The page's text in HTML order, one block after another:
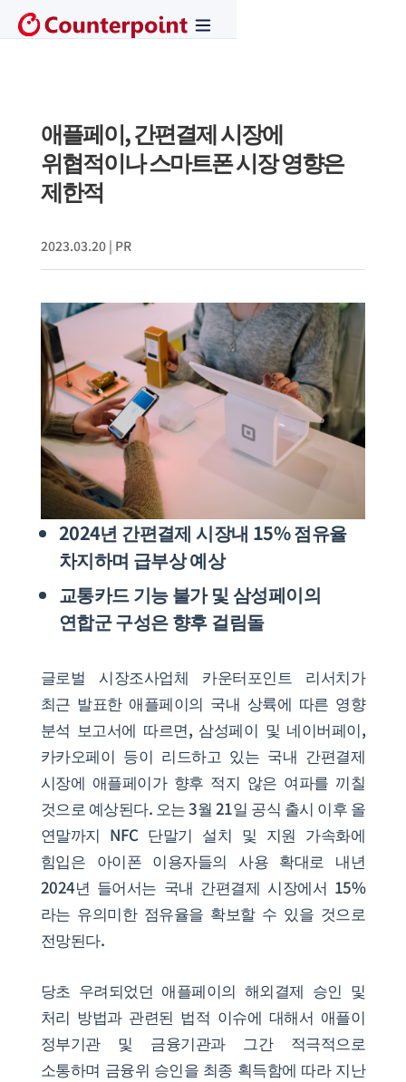
애플페이, 간편결제 시장에
위협적이나 스마트폰 시장 영향은
제한적
2023.03.20| PR
2024년 간편결제 시장내 15% 점유율
차지하며 급부상 예상
교통카드 기능 불가 및 삼성페이의
연합군 구성은 향후 걸림돌
글로벌 시장조사업체 카운터포인트 리서치가
최근 발표한 애플페이의 국내 상륙에 따른 영향
분석 보고서에 따르면, 삼성페이 및 네이버페이,
카카오페이 등이 리드하고 있는 국내 간편결제
시장에 애플페이가 향후 적지 않은 여파를 끼칠
것으로 예상된다. 오는 3월 21일 공식 출시 이후 올
연말까지 NFC 단말기 설치 및 지원 가속화에
힘입은 아이폰 이용자들의 사용 확대로 내년
2024년 들어서는 국내 간편결제 시장에서 15%
라는 유의미한 점유율을 확보할 수 있을 것으로
전망된다.
당초 우려되었던 애플페이의 해외결제 승인 및
처리 방법과 관련된 법적 이슈에 대해서 애플이
정부기관 및 금융기관과 그간 적극적으로
소통하며 금융위 승인을 최종 획득함에 따라 지난